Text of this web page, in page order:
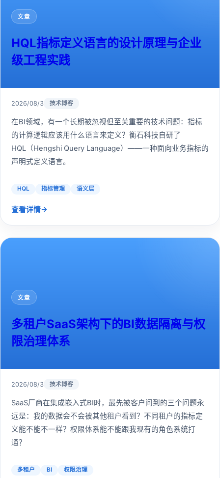
文章
HQL指标定义语言的设计原理与企业
级工程实践
2026/08/3 技术博客
在BI领域，有一个长期被忽视但至关重要的技术问题：指标
的计算逻辑应该用什么语言来定义？衡石科技自研了
HQL（Hengshi Query Language）——一种面向业务指标的
声明式定义语言。
HQL 指标管理 语义层
查看详情→
文章
多租户SaaS架构下的BI数据隔离与权
限治理体系
2026/08/3 技术博客
SaaS厂商在集成嵌入式BI时，最先被客户问到的三个问题永
远是：我的数据会不会被其他租户看到？不同租户的指标定
义能不能不一样？权限体系能不能跟我现有的角色系统打
通？
多租户 BI 权限治理